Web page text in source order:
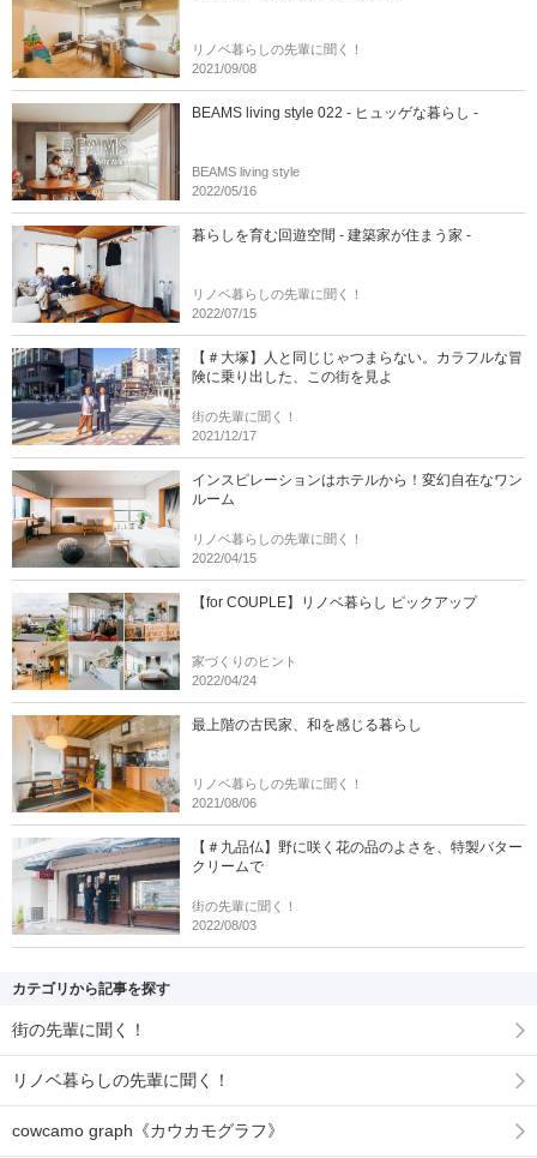
リノベ暮らしの先輩に聞く！
2021/09/08
BEAMS living style 022 - ヒュッゲな暮らし -
BEAMS living style
2022/05/16
暮らしを育む回遊空間 - 建築家が住まう家 -
リノベ暮らしの先輩に聞く！
2022/07/15
【＃大塚】人と同じじゃつまらない。カラフルな冒
険に乗り出した、この街を見よ
街の先輩に聞く！
2021/12/17
インスピレーションはホテルから！変幻自在なワン
ルーム
リノベ暮らしの先輩に聞く！
2022/04/15
【for COUPLE】リノベ暮らし ピックアップ
家づくりのヒント
2022/04/24
最上階の古民家、和を感じる暮らし
リノベ暮らしの先輩に聞く！
2021/08/06
【＃九品仏】野に咲く花の品のよさを、特製バター
クリームで
街の先輩に聞く！
2022/08/03
カテゴリから記事を探す
街の先輩に聞く！
リノベ暮らしの先輩に聞く！
cowcamo graph《カウカモグラフ》